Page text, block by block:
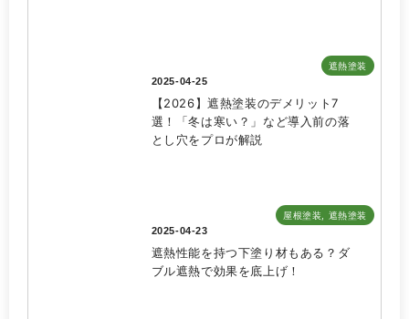
遮熱塗装
2025-04-25
【2026】遮熱塗装のデメリット7
選！「冬は寒い？」など導入前の落
とし穴をプロが解説
屋根塗装
遮熱塗装
2025-04-23
遮熱性能を持つ下塗り材もある？ダ
ブル遮熱で効果を底上げ！